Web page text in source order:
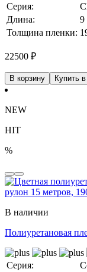
Серия:
Длина:
9
Толщина пленки:
22500 ₽
В корзину Купить
NEW
HIT
%
В наличии
Полиуретановая
Серия: